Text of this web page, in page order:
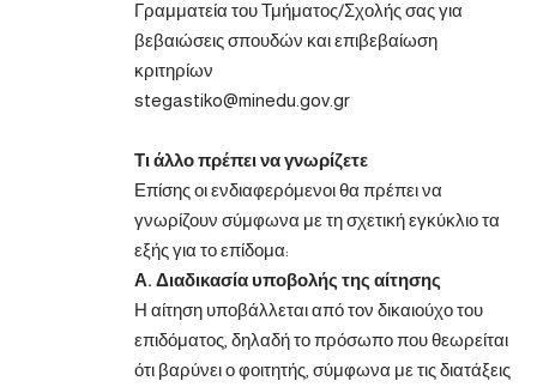
Γραμματεία του Τμήματος/Σχολής σας για
βεβαιώσεις σπουδών και επιβεβαίωση
κριτηρίων
stegastiko@minedu.gov.gr
Τι άλλο πρέπει να γνωρίζετε
Επίσης οι ενδιαφερόμενοι θα πρέπει να
γνωρίζουν σύμφωνα με τη σχετική εγκύκλιο τα
εξής για το επίδομα:
Α. Διαδικασία υποβολής της αίτησης
Η αίτηση υποβάλλεται από τον δικαιούχο του
επιδόματος, δηλαδή το πρόσωπο που θεωρείται
ότι βαρύνει ο φοιτητής, σύμφωνα με τις διατάξεις